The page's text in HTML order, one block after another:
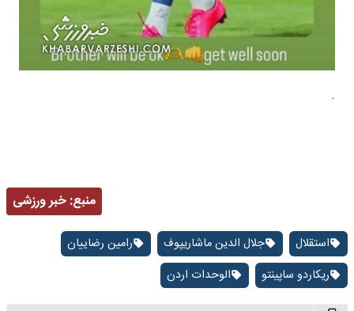
.
منبع:خبر ورزشی
استقلال جلال الدین ماشاریپوف
رامین رضاییان
ریکاردو ساپینتو
الوحدات اردن